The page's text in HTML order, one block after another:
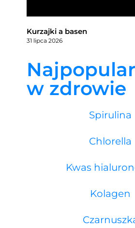
Kurzajki a basen
31 lipca 2026
w zdrowie
Spirulina
Chlorella
Kwas
Kolagen